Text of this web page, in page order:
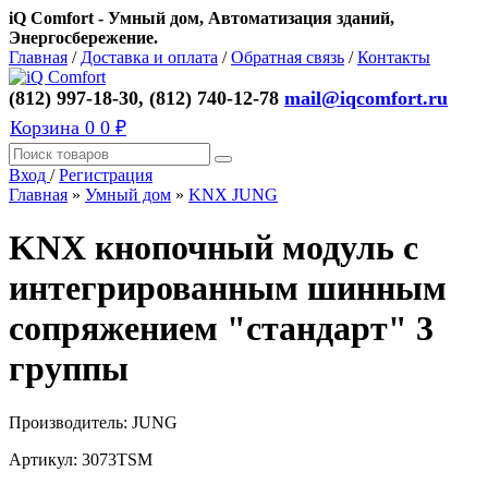
iQ Comfort - Умный дом, Автоматизация зданий,
Энергосбережение.
Главная / Доставка и оплата /Обратная связь /Контакты
(812) 997-18-30, (812) 740-12-78 mail@iqcomfort.ru
Корзина 0 0 ₽
Вход /Регистрация
Главная » Умный дом » KNX JUNG
KNX кнопочный модуль с
интегрированным шинным
сопряжением "стандарт" 3
группы
Производитель: JUNG
Артикул: 3073TSM